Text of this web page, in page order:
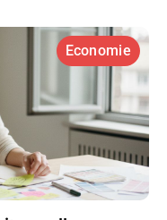
Economie